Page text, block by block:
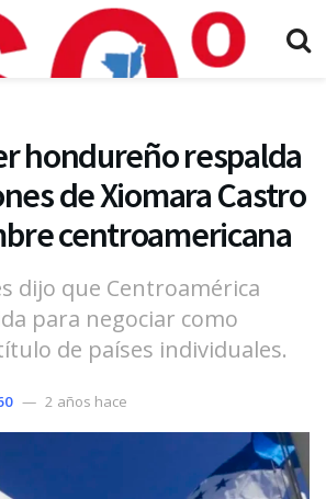
hondureño respalda
de Xiomara Castro
centroamericana
dijo que Centroamérica
para negociar como
de países individuales.
2 años hace